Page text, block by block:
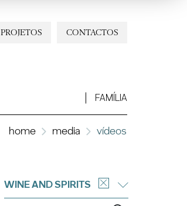
CONTACTOS
PROJETOS
FAMÍLIA
home media vídeos
WINE AND SPIRITS